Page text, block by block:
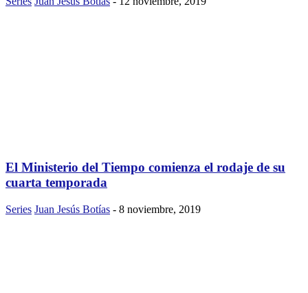
El Ministerio del Tiempo comienza el rodaje de su
cuarta temporada
Series Juan Jesús Botías - 8 noviembre, 2019